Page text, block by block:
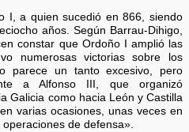
I, a quien sucedió en 866, siendo
años. Según Barrau-Dihigo,
constar que Ordoño I amplió las
numerosas victorias sobre los
parece un tanto excesivo, pero
a Alfonso III, que organizó
Galicia como hacia León y Castilla
varias ocasiones, unas veces en
de defensa».